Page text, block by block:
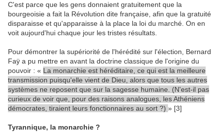
C'est parce que les gens donnaient gratuitement que la
bourgeoisie a fait la Révolution dite française, afin que la gratuité
disparaisse et qu'apparaisse à la place la loi du marché. On en
voit aujourd'hui chaque jour les tristes résultats.
Pour démontrer la supériorité de l'hérédité sur l'élection, Bernard
Faÿ a pu mettre en avant la doctrine classique de l'origine du
pouvoir : « La monarchie est héréditaire, ce qui est la meilleure
transmission puisqu'elle vient de Dieu, alors que tous les autres
systèmes ne reposent que sur la sagesse humaine. (N'est-il pas
curieux de voir que, pour des raisons analogues, les Athéniens
démocrates, tiraient leurs fonctionnaires au sort ?) » [3]
Tyrannique, la monarchie ?